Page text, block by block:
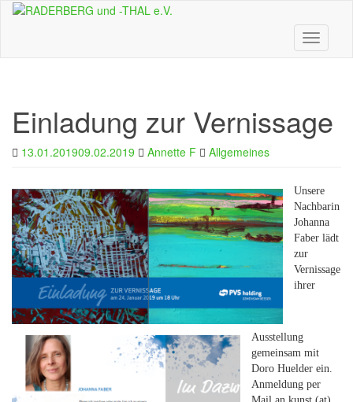
Skip
content
Toggle
Einladung zur Vernissage
13.01.201909.02.2019 Annette F Allgemeines
Unsere
Nachbarin
Johanna
Faber lädt
zur
Vernissage
ihrer
Ausstellung
gemeinsam mit
Doro Huelder ein.
Anmeldung per